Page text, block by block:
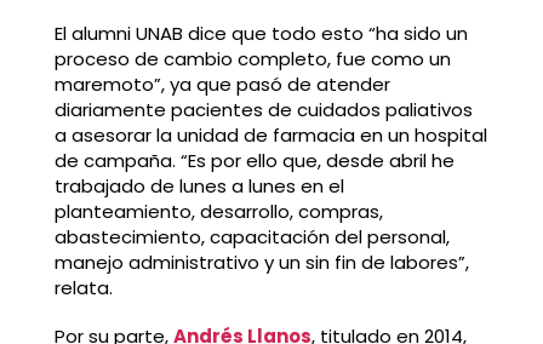
El alumni UNAB dice que todo esto “ha sido un
proceso de cambio completo, fue como un
maremoto”, ya que pasó de atender
diariamente pacientes de cuidados paliativos
a asesorar la unidad de farmacia en un hospital
de campaña. “Es por ello que, desde abril he
trabajado de lunes a lunes en el
planteamiento, desarrollo, compras,
abastecimiento, capacitación del personal,
manejo administrativo y un sin fin de labores”,
relata.
Por su parte,Andrés Llanos, titulado en 2014,